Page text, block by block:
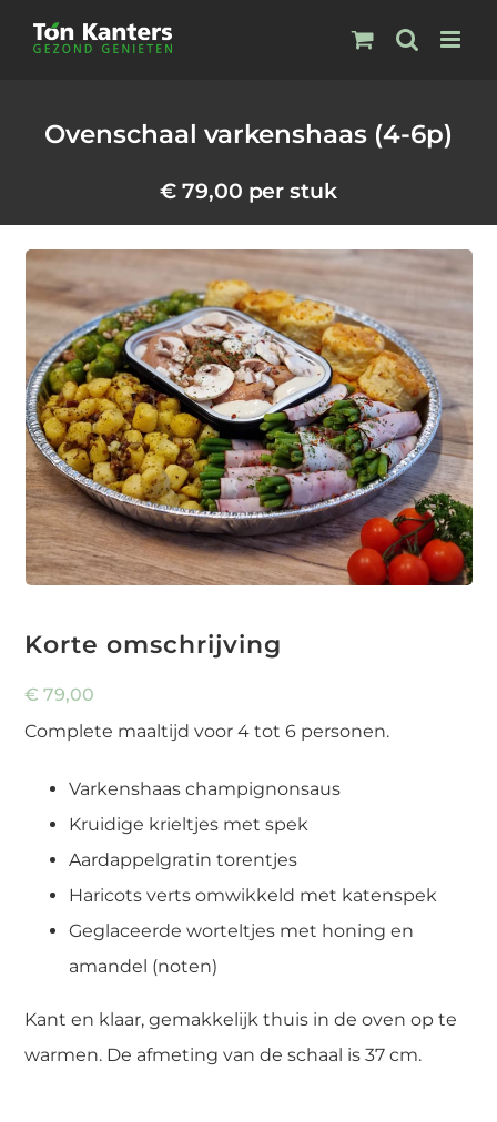
naar
Ovenschaal varkenshaas (4-6p)
€79,00 per stuk
Korte omschrijving
€ 79,00
Complete maaltijd voor 4 tot 6 personen.
Varkenshaas champignonsaus
Kruidige krieltjes met spek
Aardappelgratin torentjes
Haricots verts omwikkeld met katenspek
Geglaceerde worteltjes met honing en
amandel (noten)
Kant en klaar, gemakkelijk thuis in de oven op te
warmen. De afmeting van de schaal is 37 cm.